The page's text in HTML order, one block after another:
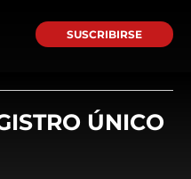
SUSCRIBIRSE
ÚNICO